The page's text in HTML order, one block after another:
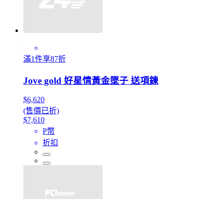
滿1件享87折
Jove gold 好星情黃金墜子 送項鍊
$6,620
(售價已折)
$7,610
P幣
折扣